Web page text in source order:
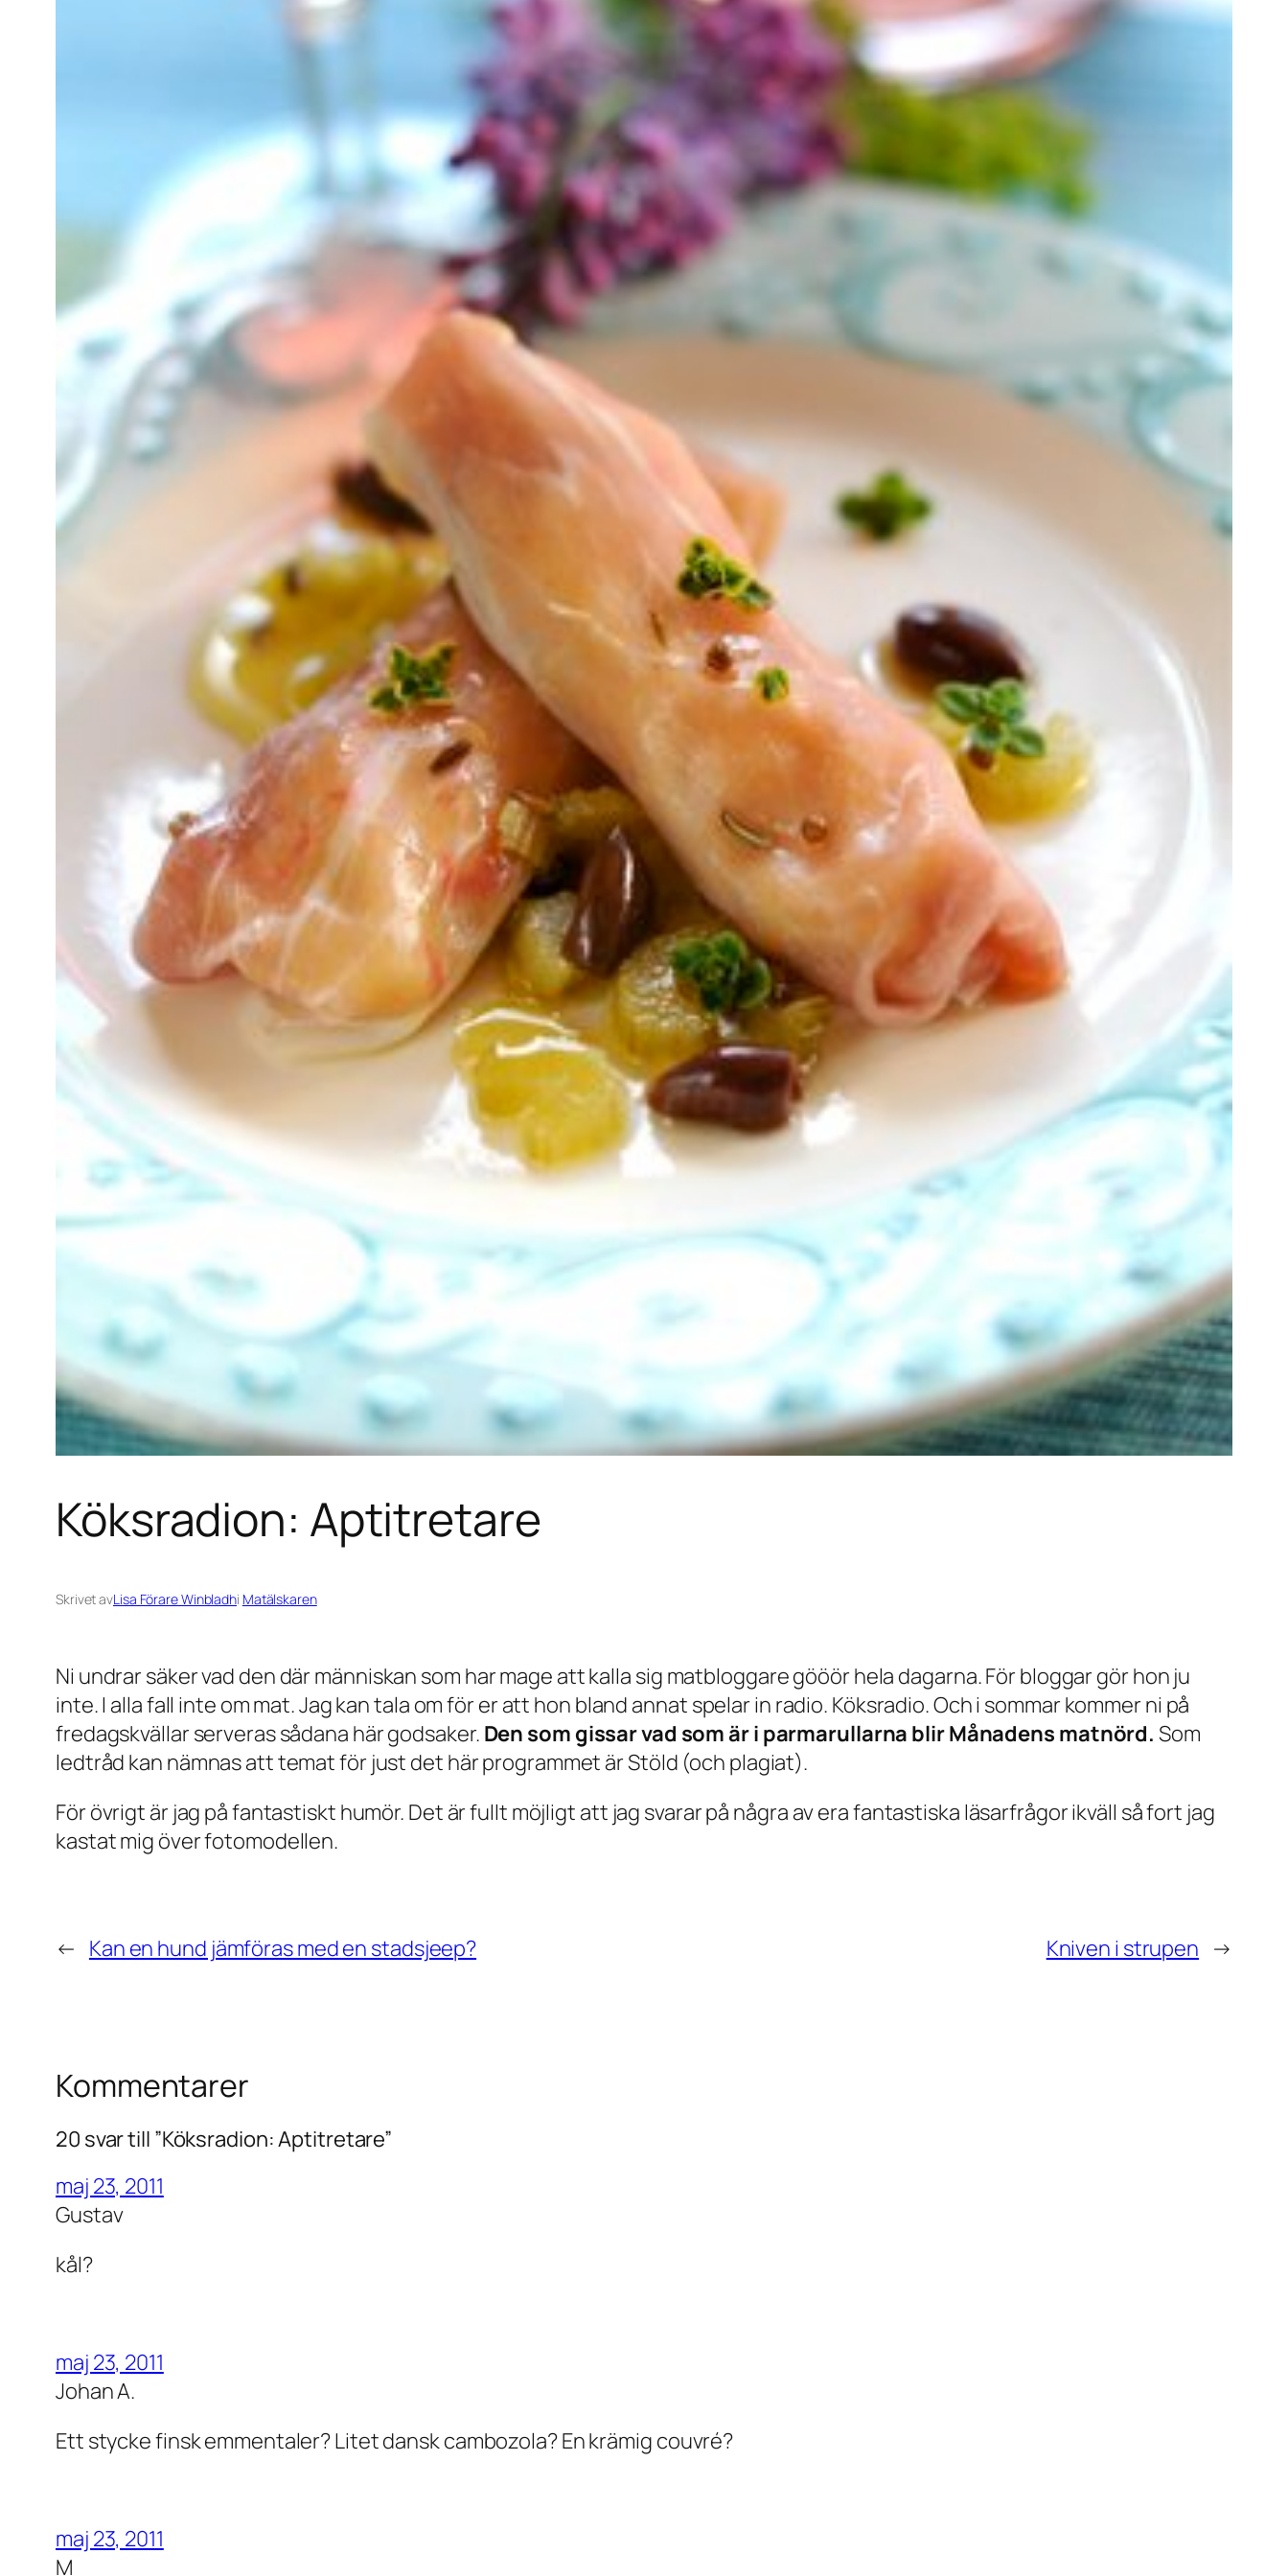
Köksradion: Aptitretare
Skrivet avLisa Förare Winbladhi Matälskaren
Ni undrar säker vad den där människan som har mage att kalla sig matbloggare gööör hela dagarna. För bloggar gör hon ju
inte. I alla fall inte om mat. Jag kan tala om för er att hon bland annat spelar in radio. Köksradio. Och i sommar kommer ni på
fredagskvällar serveras sådana här godsaker. Den som gissar vad som är i parmarullarna blir Månadens matnörd. Som
ledtråd kan nämnas att temat för just det här programmet är Stöld (och plagiat).
För övrigt är jag på fantastiskt humör. Det är fullt möjligt att jag svarar på några av era fantastiska läsarfrågor ikväll så fort jag
kastat mig över fotomodellen.
← Kan en hund jämföras med en stadsjeep? Kniven i strupen →
Kommentarer
20 svar till ”Köksradion: Aptitretare”
maj 23, 2011
Gustav
kål?
maj 23, 2011
Johan A.
Ett stycke finsk emmentaler? Litet dansk cambozola? En krämig couvré?
maj 23, 2011
M